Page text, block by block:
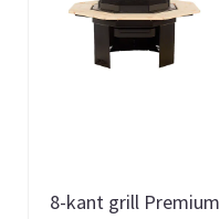
8-kant grill Premium